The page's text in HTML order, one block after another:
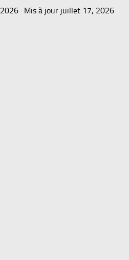
· Mis à jour juillet 17, 2026